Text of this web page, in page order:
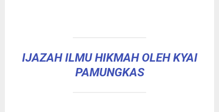
IJAZAH ILMU HIKMAH OLEH KYAI
PAMUNGKAS